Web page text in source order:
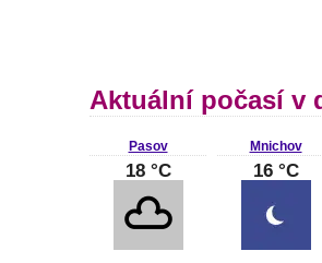
Aktuální počasí v
Pasov
18 °C
Mnichov
16 °C